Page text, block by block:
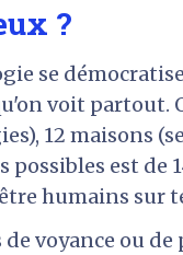
?
se
voit partout.
12 maisons
est de
humains sur
voyance ou